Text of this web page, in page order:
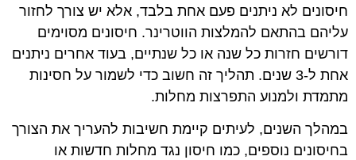
חיסונים לא ניתנים פעם אחת בלבד, אלא יש צורך לחזור
עליהם בהתאם להמלצות הווטרינר. חיסונים מסוימים
דורשים חזרות כל שנה או כל שנתיים, בעוד אחרים ניתנים
אחת ל-3 שנים. תהליך זה חשוב כדי לשמור על חסינות
מתמדת ולמנוע התפרצות מחלות.
במהלך השנים, לעיתים קיימת חשיבות להעריך את הצורך
בחיסונים נוספים, כמו חיסון נגד מחלות חדשות או